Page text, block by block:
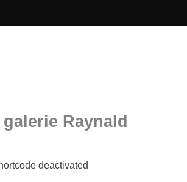
Raynald
deactivated